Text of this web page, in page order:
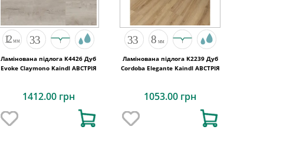
Ламінована підлога K4426 Дуб
Evoke Claymono Kaindl АВСТРІЯ
1412.00 грн
Ламінована підлога K2239 Дуб
Cordoba Elegante Kaindl АВСТРІЯ
1053.00 грн